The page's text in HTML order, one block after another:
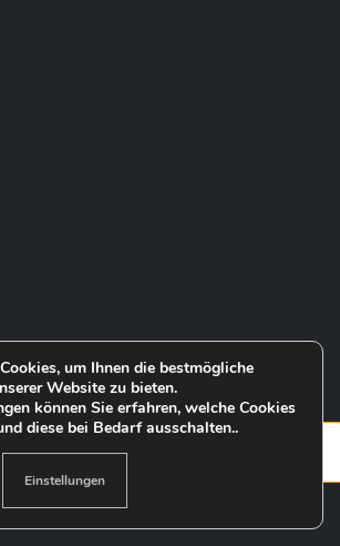
um Ihnen die bestmögliche
Website zu bieten.
können Sie erfahren, welche Cookies
diese bei Bedarf ausschalten..
Einstellungen